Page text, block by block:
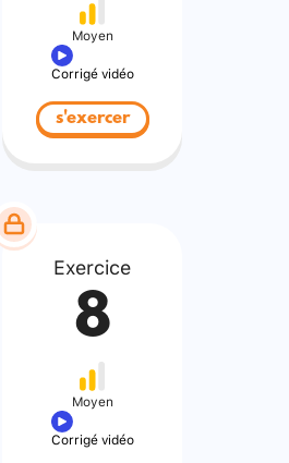
Moyen
Corrigé vidéo
s'exercer
Exercice
8
Moyen
Corrigé vidéo